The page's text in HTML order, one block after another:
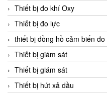
Thiết bị đo khí Oxy
Thiết bị đo lực
thiết bị đồng hồ cảm biến
Thiết bị giám sát
Thiết bị giám sát
Thiết bị hút xả dầu